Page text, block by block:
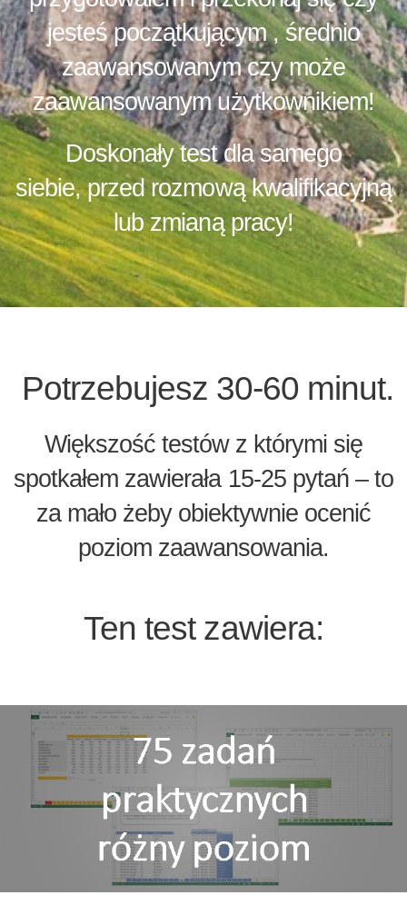
jesteś początkującym , średnio
zaawansowanym czy może
zaawansowanym użytkownikiem!
Doskonały test dla samego
siebie, przed rozmową kwalifikacyjną
lub zmianą pracy!
Potrzebujesz 30-60 minut.
Większość testów z którymi się
spotkałem zawierała 15-25 pytań – to
za mało żeby obiektywnie ocenić
poziom zaawansowania.
Ten test zawiera: